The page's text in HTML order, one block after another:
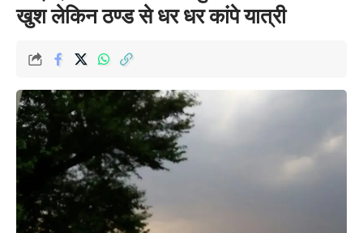
खुश लेकिन ठण्ड से धर धर कांपे यात्री